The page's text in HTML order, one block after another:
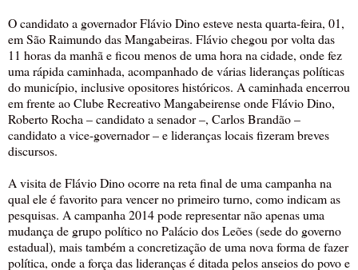
O candidato a governador Flávio Dino esteve nesta quarta-feira, 01,
em São Raimundo das Mangabeiras. Flávio chegou por volta das
11 horas da manhã e ficou menos de uma hora na cidade, onde fez
uma rápida caminhada, acompanhado de várias lideranças políticas
do município, inclusive opositores históricos. A caminhada encerrou
em frente ao Clube Recreativo Mangabeirense onde Flávio Dino,
Roberto Rocha – candidato a senador –, Carlos Brandão –
candidato a vice-governador – e lideranças locais fizeram breves
discursos.
A visita de Flávio Dino ocorre na reta final de uma campanha na
qual ele é favorito para vencer no primeiro turno, como indicam as
pesquisas. A campanha 2014 pode representar não apenas uma
mudança de grupo político no Palácio dos Leões (sede do governo
estadual), mais também a concretização de uma nova forma de fazer
política, onde a força das lideranças é ditada pelos anseios do povo e